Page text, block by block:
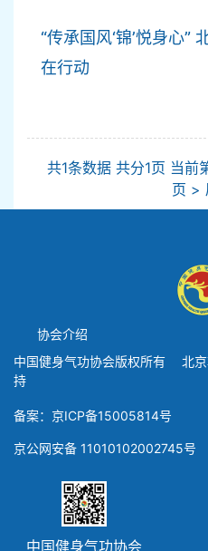
“传承国风‘锦’悦身心”
在行动
共1条数据 共分1页 当前
页 >
协会介绍
中国健身气功协会版权所有 北京
持
备案：京ICP备15005814号
京公网安备 11010102002745号
中国健身气功协会